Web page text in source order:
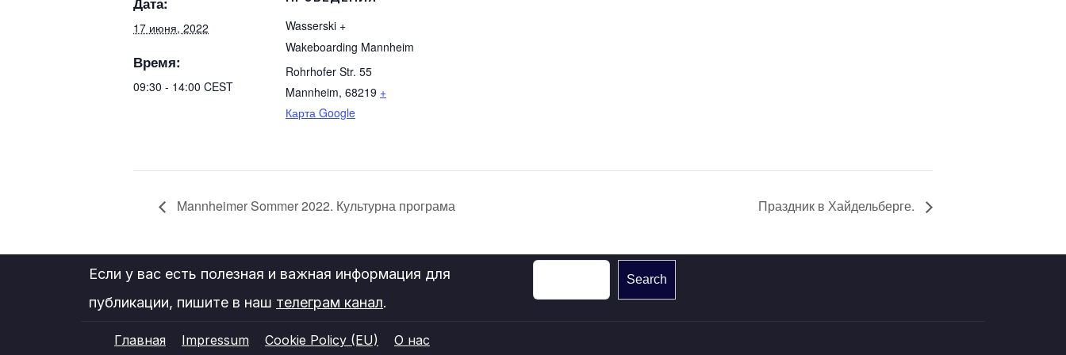
17 июня, 2022
Время:
09:30 - 14:00 CEST
Wasserski +
Wakeboarding Mannheim
Rohrhofer Str. 55
Mannheim, 68219 +
Карта Google
Mannheimer Sommer 2022. Культурна програма Праздник в Хайдельберге.
Если у вас есть полезная и важная информация для
публикации, пишите в наш телеграм канал.
Search
Главная Impressum Cookie Policy (EU)
О нас